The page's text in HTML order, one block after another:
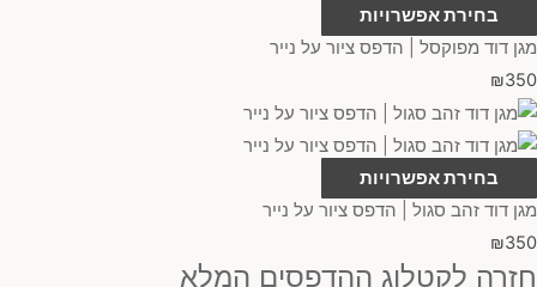
בחירת אפשרויות
מגן דוד מפוקסל | הדפס ציור על נייר
₪350
בחירת אפשרויות
מגן דוד זהב סגול | הדפס ציור על נייר
₪350
חזרה לקטלוג ההדפסים המלא